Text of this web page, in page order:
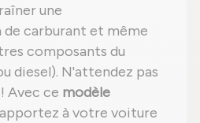
une
carburant et même
composants du
diesel). N'attendez pas
Avec ce modèle
apportez à votre voiture